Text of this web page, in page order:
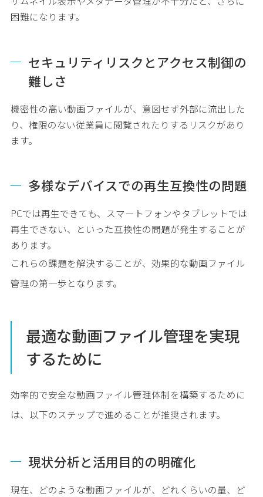
困難になります。
セキュリティリスクとアクセス制御の
難しさ
機密性の高い動画ファイルが、意図せず外部に流出した
り、権限のない従業員に閲覧されたりするリスクがあり
ます。
多様なデバイスでの再生互換性の問題
PCでは再生できても、スマートフォンやタブレットでは
再生できない、といった互換性の問題が発生することが
あります。
これらの課題を解決することが、効果的な動画ファイル
管理の第一歩となります。
最適な動画ファイル管理を実現
するために
効率的で安全な動画ファイル管理体制を構築するために
は、以下のステップで進めることが推奨されます。
現状分析と活用目的の明確化
現在、どのような動画ファイルが、どれくらいの量、ど